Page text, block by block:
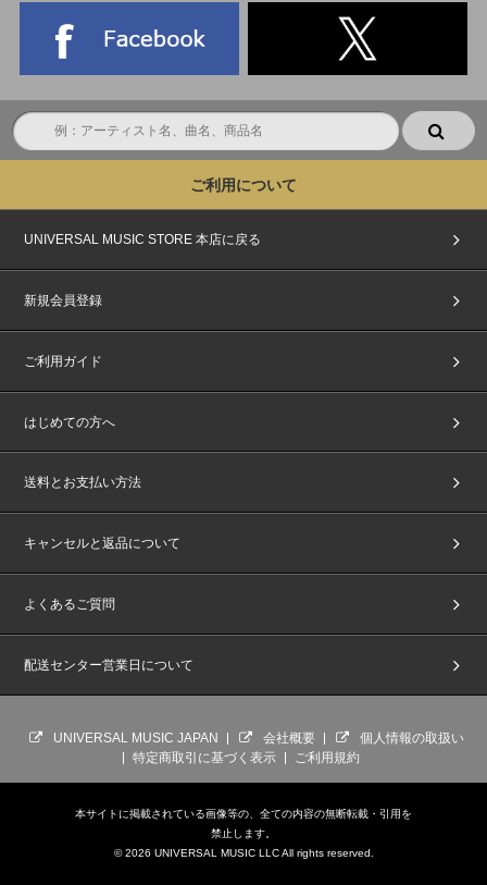
ご利用について
UNIVERSAL MUSIC STORE 本店に戻る
新規会員登録
ご利用ガイド
はじめての方へ
送料とお支払い方法
キャンセルと返品について
よくあるご質問
配送センター営業日について
UNIVERSAL MUSIC JAPAN 会社概要
個人情報の取扱い
特定商取引に基づく表示
ご利用規約
本サイトに掲載されている画像等の、全ての内容の無断転載・引用を
禁止します。
© 2026 UNIVERSAL MUSIC LLC All rights reserved.